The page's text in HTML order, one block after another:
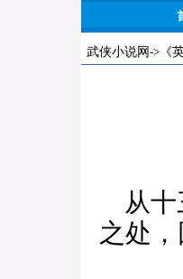
武侠小说网 -> 《
从十
之处